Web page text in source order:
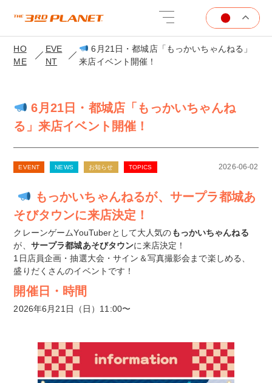
HO
ME
EVE
NT
6月21日・都城店「もっかいちゃんねる」
来店イベント開催！
6月21日・都城店「もっかいちゃんね
る」来店イベント開催！
EVENT NEWS お知らせ TOPICS 2026-06-02
もっかいちゃんねるが、サープラ都城あ
そびタウンに来店決定！
クレーンゲームYouTuberとして大人気のもっかいちゃんねる
が、 サープラ都城あそびタウンに来店決定！
1日店員企画・抽選大会・サイン＆写真撮影会まで楽しめる、
盛りだくさんのイベントです！
開催日・時間
2026年6月21日（日）11:00〜